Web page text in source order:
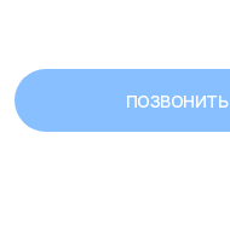
ПОЗВОНИТЬ